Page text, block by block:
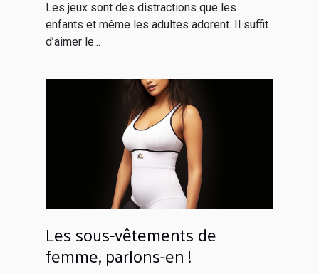
Les jeux sont des distractions que les
enfants et même les adultes adorent. Il suffit
d’aimer le...
Les sous-vêtements de
femme, parlons-en !